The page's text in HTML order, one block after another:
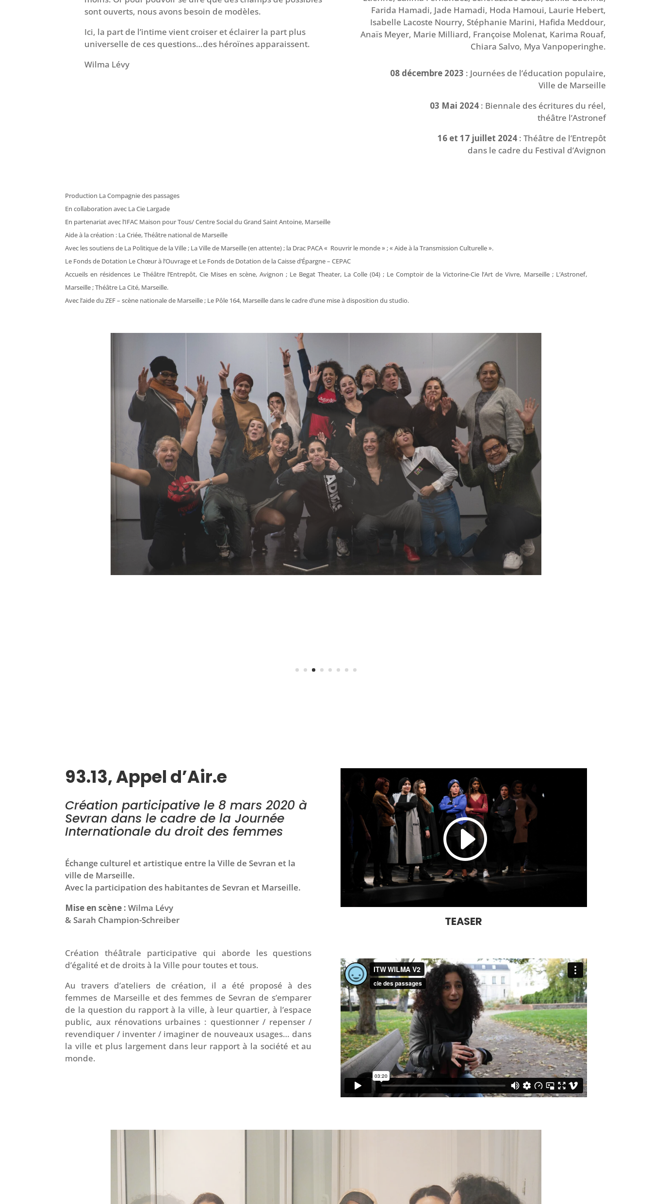
sont ouverts, nous avons besoin de modèles.
Ici, la part de l’intime vient croiser et éclairer la part plus
universelle de ces questions…des héroïnes apparaissent.
Wilma Lévy
Farida Hamadi, Jade Hamadi, Hoda Hamoui, Laurie Hebert,
Isabelle Lacoste Nourry, Stéphanie Marini, Hafida Meddour,
Anaïs Meyer, Marie Milliard, Françoise Molenat, Karima Rouaf,
Chiara Salvo, Mya Vanpoperinghe.
08 décembre 2023 : Journées de l’éducation populaire,
Ville de Marseille
03 Mai 2024 : Biennale des écritures du réel,
théâtre l’Astronef
16 et 17 juillet 2024 : Théâtre de l’Entrepôt
dans le cadre du Festival d’Avignon
Production La Compagnie des passages
En collaboration avec La Cie Largade
En partenariat avec l’IFAC Maison pour Tous/ Centre Social du Grand Saint Antoine, Marseille
Aide à la création : La Criée, Théâtre national de Marseille
Avec les soutiens de La Politique de la Ville ; La Ville de Marseille (en attente) ; la Drac PACA « Rouvrir le monde » ; « Aide à la Transmission Culturelle ».
Le Fonds de Dotation Le Chœur à l’Ouvrage et Le Fonds de Dotation de la Caisse d’Épargne – CEPAC
Accueils en résidences Le Théâtre l’Entrepôt, Cie Mises en scène, Avignon ; Le Begat Theater, La Colle (04) ; Le Comptoir de la Victorine-Cie l’Art de Vivre, Marseille ; L’Astronef,
Marseille ; Théâtre La Cité, Marseille.
Avec l’aide du ZEF – scène nationale de Marseille ; Le Pôle 164, Marseille dans le cadre d’une mise à disposition du studio.
93.13, Appel d’Air.e
Création participative le 8 mars 2020 à
Sevran dans le cadre de la Journée
Internationale du droit des femmes
Échange culturel et artistique entre la Ville de Sevran et la
ville de Marseille.
Avec la participation des habitantes de Sevran et Marseille.
Mise en scène : Wilma Lévy
& Sarah Champion-Schreiber
Création théâtrale participative qui aborde les questions
d’égalité et de droits à la Ville pour toutes et tous.
Au travers d’ateliers de création, il a été proposé à des
femmes de Marseille et des femmes de Sevran de s’emparer
de la question du rapport à la ville, à leur quartier, à l’espace
public, aux rénovations urbaines : questionner / repenser /
revendiquer / inventer / imaginer de nouveaux usages… dans
la ville et plus largement dans leur rapport à la société et au
monde.
TEASER